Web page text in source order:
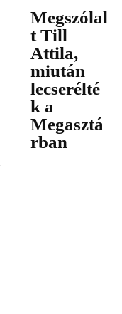
Megszólal
t Till
Attila,
miután
lecserélté
k a
Megasztá
rban